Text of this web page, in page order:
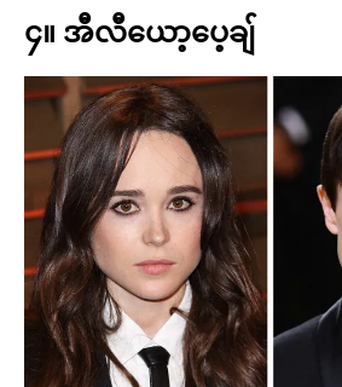
၄။ အီလီယော့ပေ့ချ်